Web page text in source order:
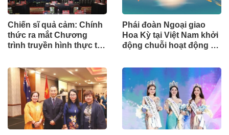
Chiến sĩ quả cảm: Chính
thức ra mắt Chương
trình truyền hình thực tế
tiên được đầu tư hoành
tráng, mãn nhãn
Phái đoàn Ngoại giao
Hoa Kỳ tại Việt Nam khởi
động chuỗi hoạt động kỷ
Hoa Kỳ - Việt Nam